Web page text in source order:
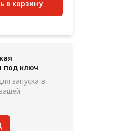
в корзину
под ключ
запуска в